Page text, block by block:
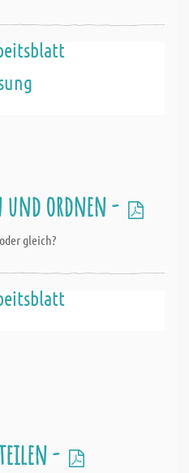
und ordnen -
gleich?
-